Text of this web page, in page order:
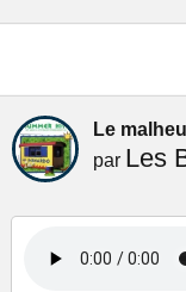
Le
par Les